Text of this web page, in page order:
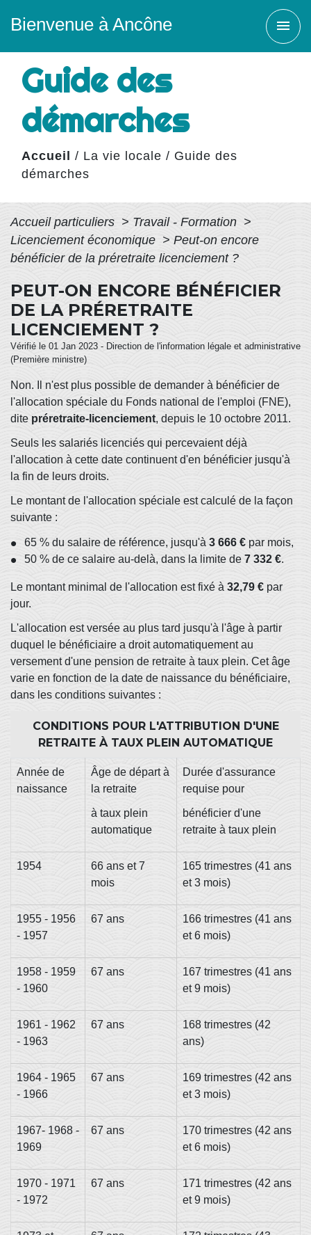
Bienvenue à Ancône menu
Guide des
démarches
Accueil / La vie locale / Guide des
démarches
Accueil particuliers > Travail - Formation >
Licenciement économique > Peut-on encore
bénéficier de la préretraite licenciement ?
PEUT-ON ENCORE BÉNÉFICIER
DE LA PRÉRETRAITE
LICENCIEMENT ?
Vérifié le 01 Jan 2023 - Direction de l'information légale et administrative
(Première ministre)
Non. Il n'est plus possible de demander à bénéficier de
l'allocation spéciale du Fonds national de l'emploi (FNE),
dite préretraite-licenciement, depuis le 10 octobre 2011.
Seuls les salariés licenciés qui percevaient déjà
l'allocation à cette date continuent d'en bénéficier jusqu'à
la fin de leurs droits.
Le montant de l'allocation spéciale est calculé de la façon
suivante :
65 % du salaire de référence, jusqu'à 3 666 € par mois,
50 % de ce salaire au-delà, dans la limite de 7 332 €.
Le montant minimal de l'allocation est fixé à 32,79 € par
jour.
L'allocation est versée au plus tard jusqu'à l'âge à partir
duquel le bénéficiaire a droit automatiquement au
versement d'une pension de retraite à taux plein. Cet âge
varie en fonction de la date de naissance du bénéficiaire,
dans les conditions suivantes :
CONDITIONS POUR L'ATTRIBUTION D'UNE
RETRAITE À TAUX PLEIN AUTOMATIQUE
Année de
naissance
Âge de départ à
la retraite
à taux plein
automatique
Durée d'assurance
requise pour
bénéficier d'une
retraite à taux plein
1954
66 ans et 7
mois
165 trimestres (41 ans
et 3 mois)
1955 - 1956
- 1957
67 ans
166 trimestres (41 ans
et 6 mois)
1958 - 1959
- 1960
67 ans
167 trimestres (41 ans
et 9 mois)
1961 - 1962
- 1963
67 ans
168 trimestres (42
ans)
1964 - 1965
- 1966
67 ans
169 trimestres (42 ans
et 3 mois)
1967- 1968 -
1969
67 ans
170 trimestres (42 ans
et 6 mois)
1970 - 1971
- 1972
67 ans
171 trimestres (42 ans
et 9 mois)